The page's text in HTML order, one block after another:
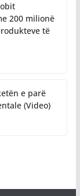
200 milionë
të
e parë
(Video)